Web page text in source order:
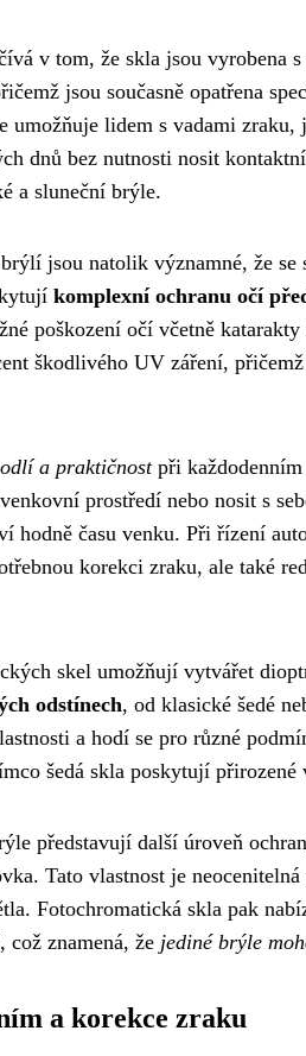
v tom, že skla jsou vyrobena
jsou současně opatřena
umožňuje lidem s vadami zraku,
dnů bez nutnosti nosit
a sluneční brýle.
jsou natolik významné, že
komplexní ochranu očí
poškození očí včetně
škodlivého UV záření,
a praktičnostpři každodenním
prostředí nebo nosit s
času venku. Při řízení
korekci zraku, ale také
skel umožňují vytvářet
odstínech, od klasické šedé
a hodí se pro různé
šedá skla poskytují přirozené
představují další úroveň
Tato vlastnost je
Fotochromatická skla pak
znamená, že jediné brýle
a korekce zraku